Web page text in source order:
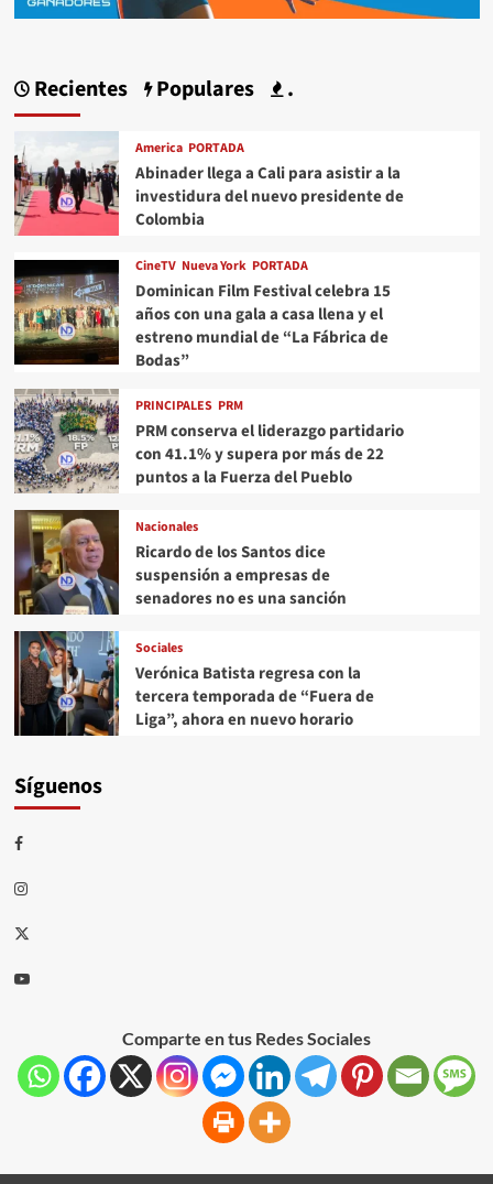
Recientes Populares .
America PORTADA
Abinader llega a Cali para asistir a la
investidura del nuevo presidente de
Colombia
CineTV Nueva York PORTADA
Dominican Film Festival celebra 15
años con una gala a casa llena y el
estreno mundial de “La Fábrica de
Bodas”
PRINCIPALES PRM
PRM conserva el liderazgo partidario
con 41.1% y supera por más de 22
puntos a la Fuerza del Pueblo
Nacionales
Ricardo de los Santos dice
suspensión a empresas de
senadores no es una sanción
Sociales
Verónica Batista regresa con la
tercera temporada de “Fuera de
Liga”, ahora en nuevo horario
Síguenos
Comparte en tus Redes Sociales